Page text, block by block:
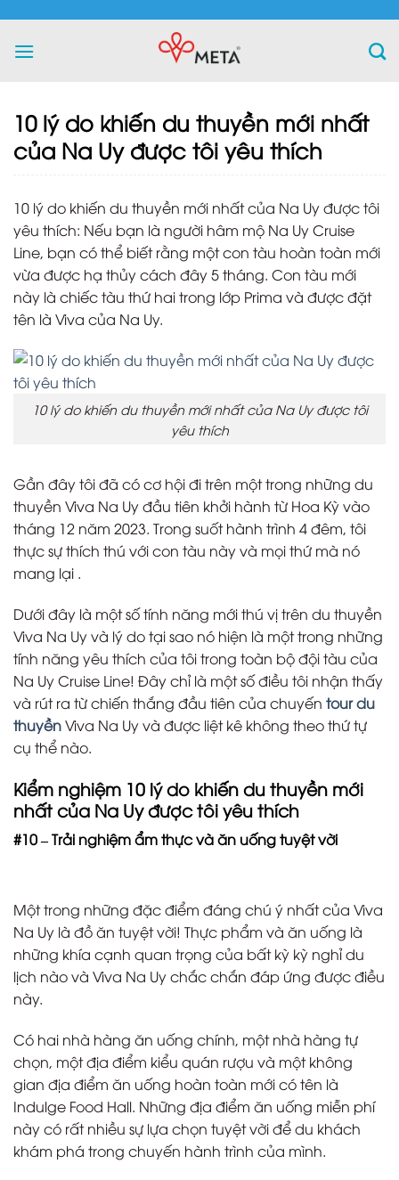
content
10 lý do khiến du thuyền mới nhất
của Na Uy được tôi yêu thích
10 lý do khiến du thuyền mới nhất của Na Uy được tôi
yêu thích: Nếu bạn là người hâm mộ Na Uy Cruise
Line, bạn có thể biết rằng một con tàu hoàn toàn mới
vừa được hạ thủy cách đây 5 tháng. Con tàu mới
này là chiếc tàu thứ hai trong lớp Prima và được đặt
tên là Viva của Na Uy.
10 lý do khiến du thuyền mới nhất của Na Uy được tôi
yêu thích
Gần đây tôi đã có cơ hội đi trên một trong những du
thuyền Viva Na Uy đầu tiên khởi hành từ Hoa Kỳ vào
tháng 12 năm 2023. Trong suốt hành trình 4 đêm, tôi
thực sự thích thú với con tàu này và mọi thứ mà nó
mang lại .
Dưới đây là một số tính năng mới thú vị trên du thuyền
Viva Na Uy và lý do tại sao nó hiện là một trong những
tính năng yêu thích của tôi trong toàn bộ đội tàu của
Na Uy Cruise Line! Đây chỉ là một số điều tôi nhận thấy
và rút ra từ chiến thắng đầu tiên của chuyến tour du
thuyềnViva Na Uy và được liệt kê không theo thứ tự
cụ thể nào.
Kiểm nghiệm 10 lý do khiến du thuyền mới
nhất của Na Uy được tôi yêu thích
#10 – Trải nghiệm ẩm thực và ăn uống tuyệt vời
Một trong những đặc điểm đáng chú ý nhất của Viva
Na Uy là đồ ăn tuyệt vời! Thực phẩm và ăn uống là
những khía cạnh quan trọng của bất kỳ kỳ nghỉ du
lịch nào và Viva Na Uy chắc chắn đáp ứng được điều
này.
Có hai nhà hàng ăn uống chính, một nhà hàng tự
chọn, một địa điểm kiểu quán rượu và một không
gian địa điểm ăn uống hoàn toàn mới có tên là
Indulge Food Hall. Những địa điểm ăn uống miễn phí
này có rất nhiều sự lựa chọn tuyệt vời để du khách
khám phá trong chuyến hành trình của mình.